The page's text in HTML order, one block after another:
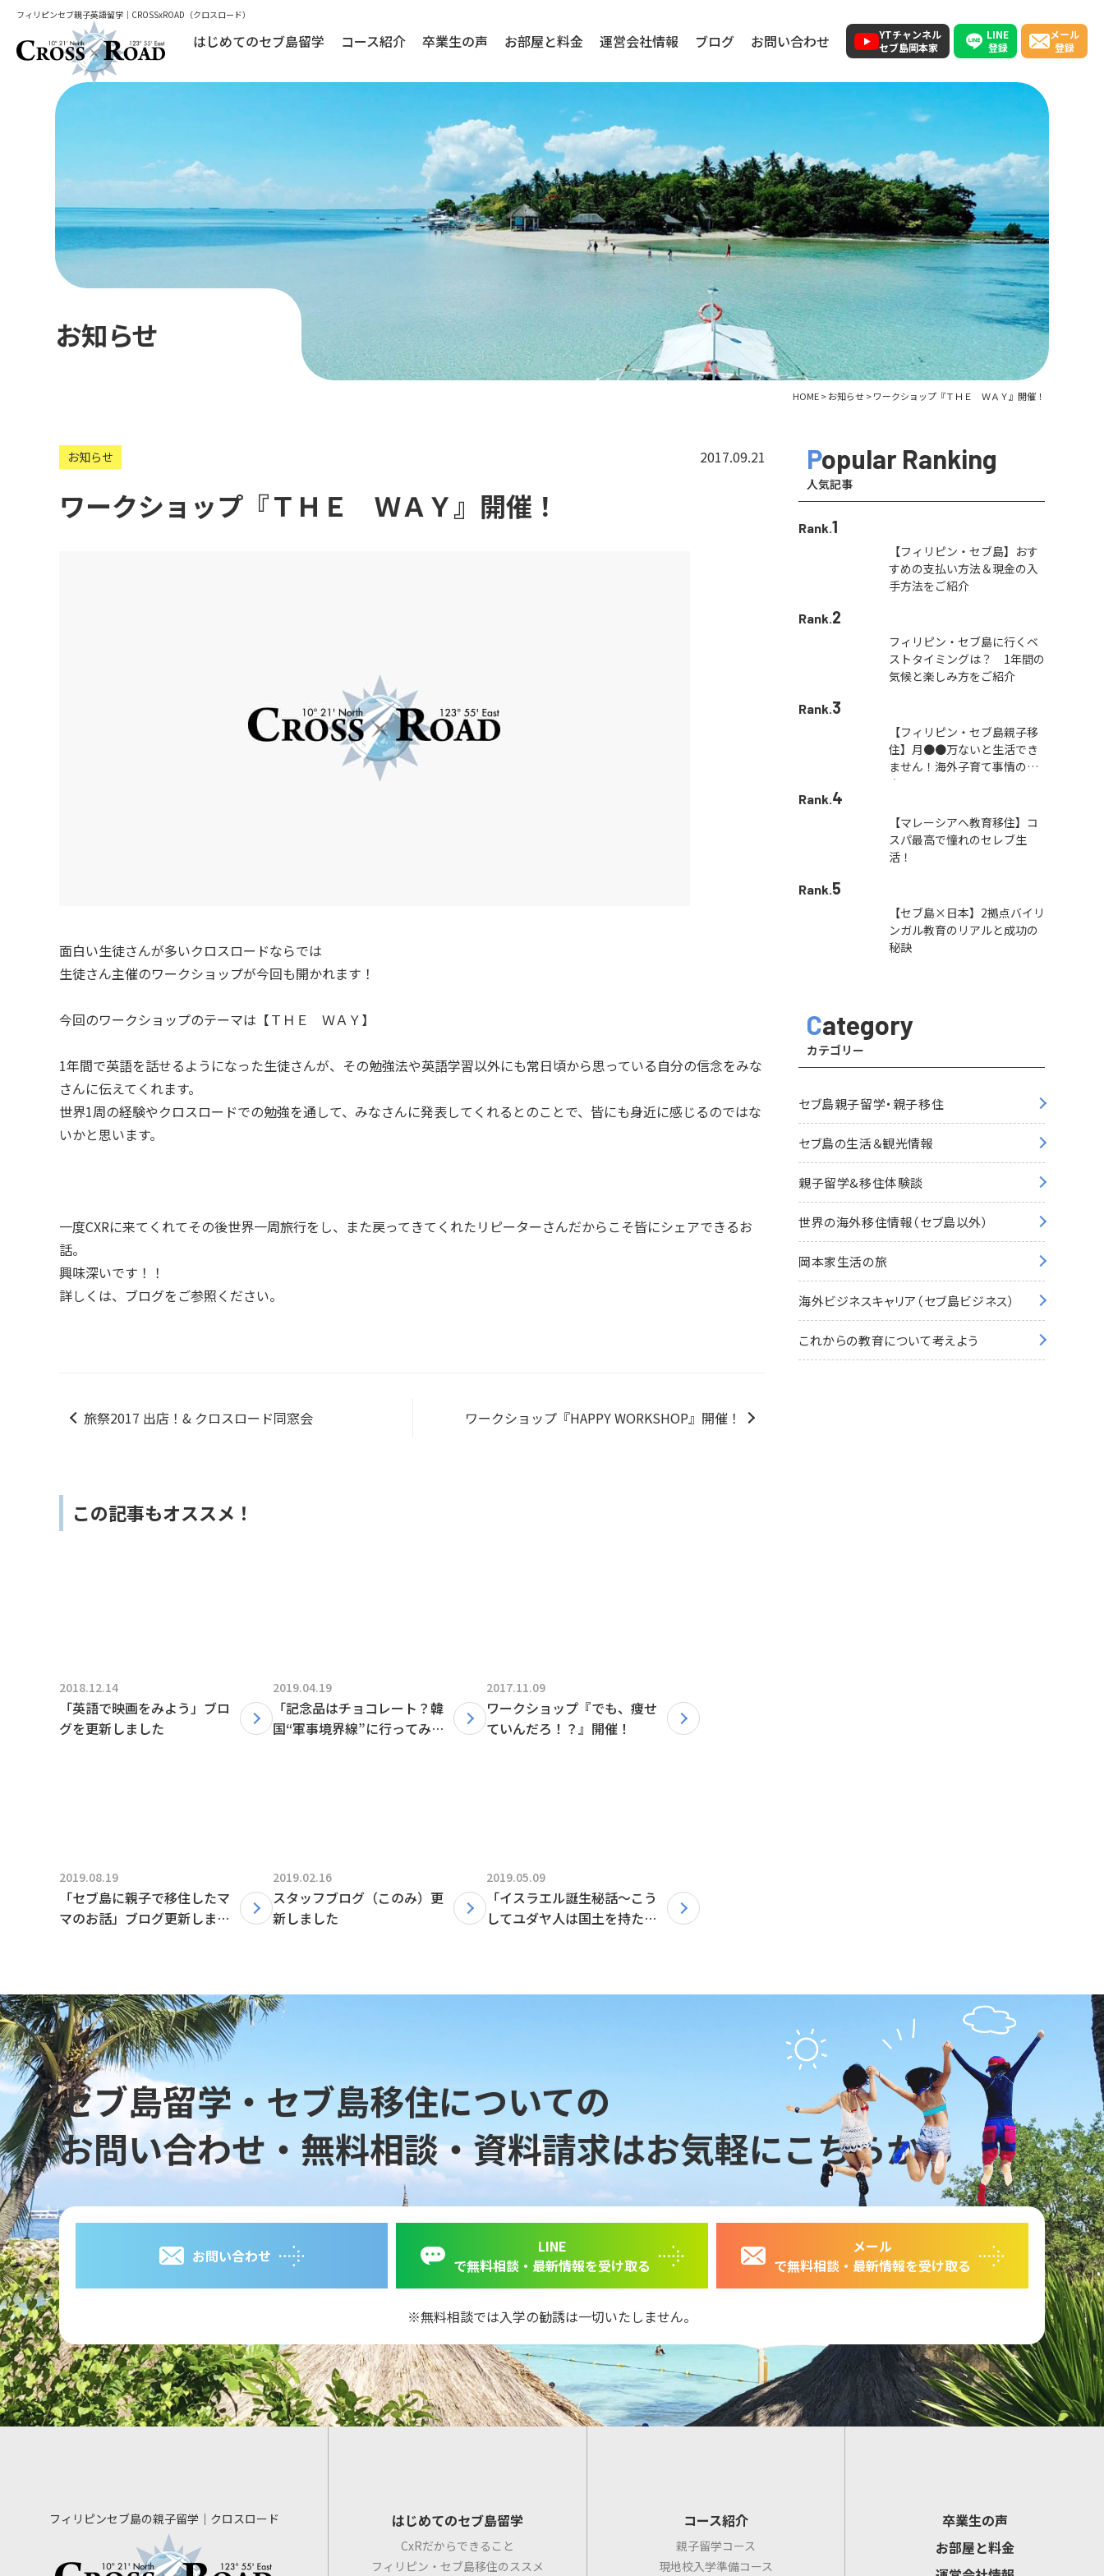
フィリピンセブ親子英語留学｜CROSSxROAD（クロスロード）
はじめてのセブ島留学 コース紹介 卒業生の声 お部屋と料金 運営会社情報 ブログ お問い合わせ
YTチャンネル
セブ島岡本家
LINE
登録
メール
登録
お知らせ
HOME>お知らせ >ワークショップ『ＴＨＥ ＷＡＹ』開催！
2017.09.21
お知らせ
ワークショップ『ＴＨＥ ＷＡＹ』開催！
面白い生徒さんが多いクロスロードならでは
生徒さん主催のワークショップが今回も開かれます！
今回のワークショップのテーマは【ＴＨＥ ＷＡＹ】
1年間で英語を話せるようになった生徒さんが、その勉強法や英語学習以外にも常日頃から思っている自分の信念をみな
さんに伝えてくれます。
世界1周の経験やクロスロードでの勉強を通して、みなさんに発表してくれるとのことで、皆にも身近に感じるのではな
いかと思います。
一度CXRに来てくれてその後世界一周旅行をし、また戻ってきてくれたリピーターさんだからこそ皆にシェアできるお
話。
興味深いです！！
詳しくは、ブログをご参照ください。
旅祭2017 出店！& クロスロード同窓会 ワークショップ『HAPPY WORKSHOP』開催！
この記事もオススメ！
2018.12.14
「英語で映画をみよう」ブロ
グを更新しました
2019.04.19
「記念品はチョコレート？韓
国“軍事境界線”に行ってみよ
2017.11.09
ワークショップ『でも、痩せ
ていんだろ！？』開催！
2019.08.19
「セブ島に親子で移住したマ
マのお話」ブログ更新しまし
2019.02.16
スタッフブログ（このみ）更
新しました
2019.05.09
「イスラエル誕生秘話～こう
してユダヤ人は国土を持たな
Popular Ranking
人気記事
Rank.1
【フィリピン・セブ島】おす
すめの支払い方法＆現金の入
手方法をご紹介
Rank.2
フィリピン・セブ島に行くベ
ストタイミングは？ 1年間の
気候と楽しみ方をご紹介
Rank.3
【フィリピン・セブ島親子移
住】月●●万ないと生活でき
ません！海外子育て事情の本
音
Rank.4
【マレーシアへ教育移住】コ
スパ最高で憧れのセレブ生
活！
Rank.5
【セブ島×日本】2拠点バイリ
ンガル教育のリアルと成功の
秘訣
Category
カテゴリー
セブ島親子留学・親子移住
セブ島の生活＆観光情報
親子留学&移住体験談
世界の海外移住情報（セブ島以外）
岡本家生活の旅
海外ビジネスキャリア（セブ島ビジネス）
これからの教育について考えよう
セブ島留学・セブ島移住についての
お問い合わせ・無料相談・資料請求はお気軽にこちらから
お問い合わせ
LINE
で無料相談・最新情報を受け取る
メール
で無料相談・最新情報を受け取る
無料相談では入学の勧誘は一切いたしません。
フィリピンセブ島の親子留学｜クロスロード はじめてのセブ島留学
CxRだからできること
フィリピン・セブ島移住のススメ
コース紹介
親子留学コース
現地校入学準備コース
卒業生の声
お部屋と料金